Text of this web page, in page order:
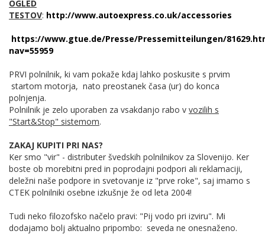
OGLED
TESTOV: http://www.autoexpress.co.uk/accessories
https://www.gtue.de/Presse/Pressemitteilungen/
nav=55959
PRVI polnilnik, ki vam pokaže kdaj lahko poskusite s prvim
startom motorja, nato preostanek časa (ur) do konca
polnjenja.
Polnilnik je zelo uporaben za vsakdanjo rabo v vozilih s
"Start&Stop" sistemom.
ZAKAJ KUPITI PRI NAS?
Ker smo "vir" - distributer švedskih polnilnikov za Slovenijo. Ker
boste ob morebitni pred in poprodajni podpori ali reklamaciji,
deležni naše podpore in svetovanje iz "prve roke", saj imamo s
CTEK polnilniki osebne izkušnje že od leta 2004!
Tudi neko filozofsko načelo pravi: "Pij vodo pri izviru". Mi
dodajamo bolj aktualno pripombo: seveda ne onesnaženo.